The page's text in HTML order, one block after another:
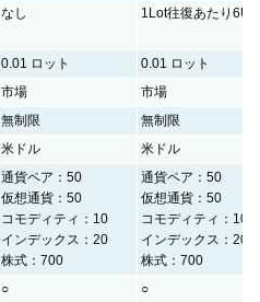
なし 1Lot往復あたり
0.01 ロット
0.01 ロット
市場
市場
無制限
無制限
米ドル 米ドル
通貨ペア：50
仮想通貨：50
コモディティ：10
インデックス：20
株式：700
通貨ペア：50
仮想通貨：50
コモディティ：10
インデックス：20
株式：700
○
○